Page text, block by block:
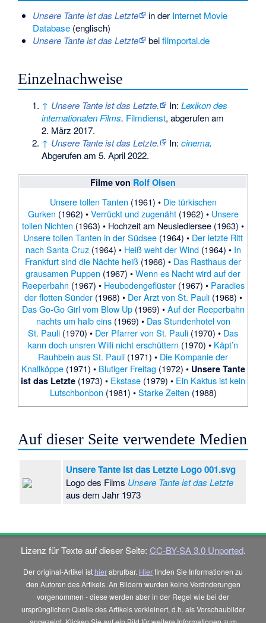
Unsere Tante ist das Letzte in der Internet Movie
Database(englisch)
Unsere Tante ist das Letzte
beifilmportal.de
Einzelnachweise
↑ Unsere Tante ist das Letzte. In:Lexikon des
internationalen Films. Filmdienst, abgerufen am
2. März 2017.
↑ Unsere Tante ist das Letzte. In:cinema.
Abgerufen am 5. April 2022.
Filme von Rolf Olsen
Unsere tollen Tanten (1961) • Die türkischen
Gurken (1962) •Verrückt und zugenäht(1962) • Unsere
tollen Nichten (1963) • Hochzeit am Neusiedlersee (1963) •
Unsere tollen Tanten in der Südsee (1964) • Der letzte Ritt
nach Santa Cruz(1964) • Heiß weht der Wind(1964) • In
Frankfurt sind die Nächte heiß (1966) • Das Rasthaus der
grausamen Puppen (1967) •Wenn es Nacht wird auf der
Reeperbahn (1967) • Heubodengeflüster(1967) • Paradies
der flotten Sünder(1968) • Der Arzt von St. Pauli(1968) •
Das Go-Go Girl vom Blow Up(1969) •Auf der Reeperbahn
nachts um halb eins(1969) • Das Stundenhotel von
St. Pauli (1970) • Der Pfarrer von St. Pauli (1970) • Das
kann doch unsren Willi nicht erschüttern (1970) • Käpt’n
Rauhbein aus St. Pauli (1971) • Die Kompanie der
Knallköppe(1971) • Blutiger Freitag (1972) • Unsere Tante
ist das Letzte (1973) • Ekstase (1979) • Ein Kaktus ist kein
Lutschbonbon (1981) •Starke Zeiten (1988)
Auf dieser Seite verwendete Medien
Unsere Tante ist das Letzte Logo 001.svg
Logo des Films Unsere Tante ist das Letzte
aus dem Jahr 1973
Lizenz für Texte auf dieser Seite: CC-BY-SA 3.0 Unported.
Der original-Artikel ist hierabrufbar. Hierfinden Sie Informationen zu
den Autoren des Artikels. An Bildern wurden keine Veränderungen
vorgenommen - diese werden aber in der Regel wie bei der
ursprünglichen Quelle des Artikels verkleinert, d.h. als Vorschaubilder